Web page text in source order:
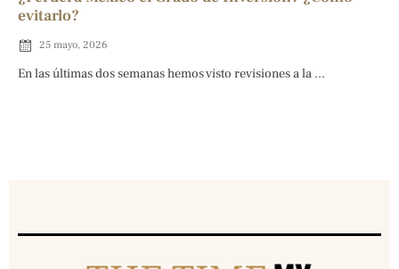
evitarlo?
25 mayo, 2026
En las últimas dos semanas hemos visto revisiones a la ...